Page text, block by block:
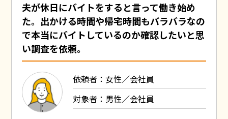
夫が休日にバイトをすると言って働き始め
た。出かける時間や帰宅時間もバラバラなの
で本当にバイトしているのか確認したいと思
い調査を依頼。
依頼者：女性／会社員
対象者：男性／会社員